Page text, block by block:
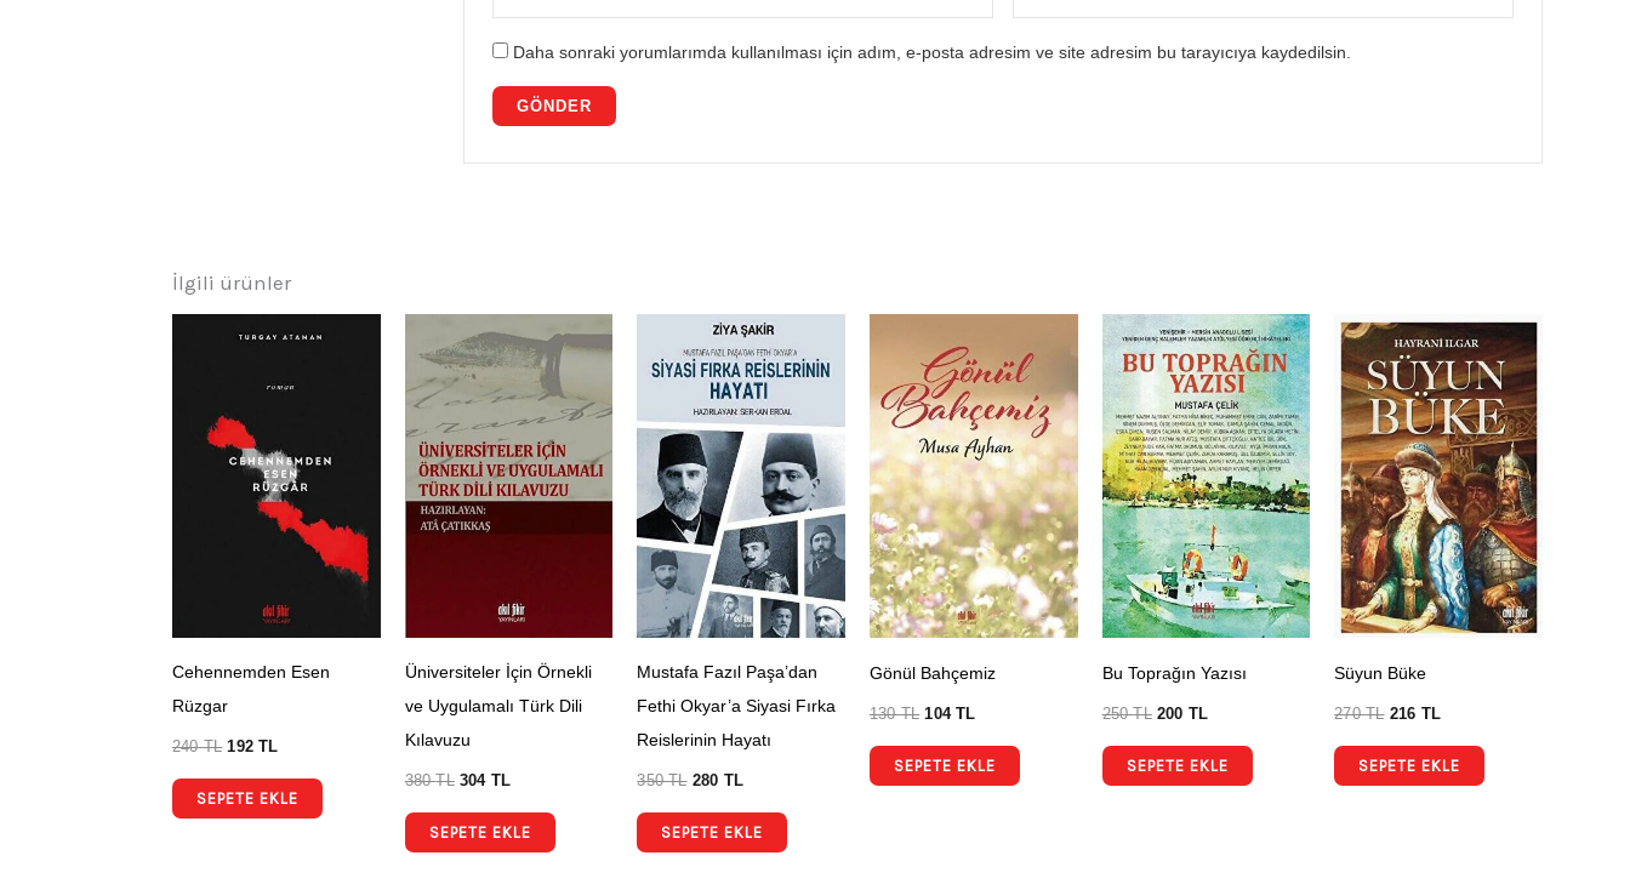
Daha sonraki yorumlarımda kullanılması için adım, e-posta adresim ve site adresim bu tarayıcıya kaydedilsin.
İlgili ürünler
Cehennemden Esen
Rüzgar
240TL 192TL
SEPETE EKLE
Üniversiteler İçin Örnekli
ve Uygulamalı Türk Dili
Kılavuzu
380TL 304 TL
SEPETE EKLE
Mustafa Fazıl Paşa’dan
Fethi Okyar’a Siyasi Fırka
Reislerinin Hayatı
350TL 280 TL
SEPETE EKLE
Gönül Bahçemiz
130TL 104TL
SEPETE EKLE
Bu Toprağın Yazısı
250TL 200 TL
SEPETE EKLE
Süyun Büke
270TL 216 TL
SEPETE EKLE